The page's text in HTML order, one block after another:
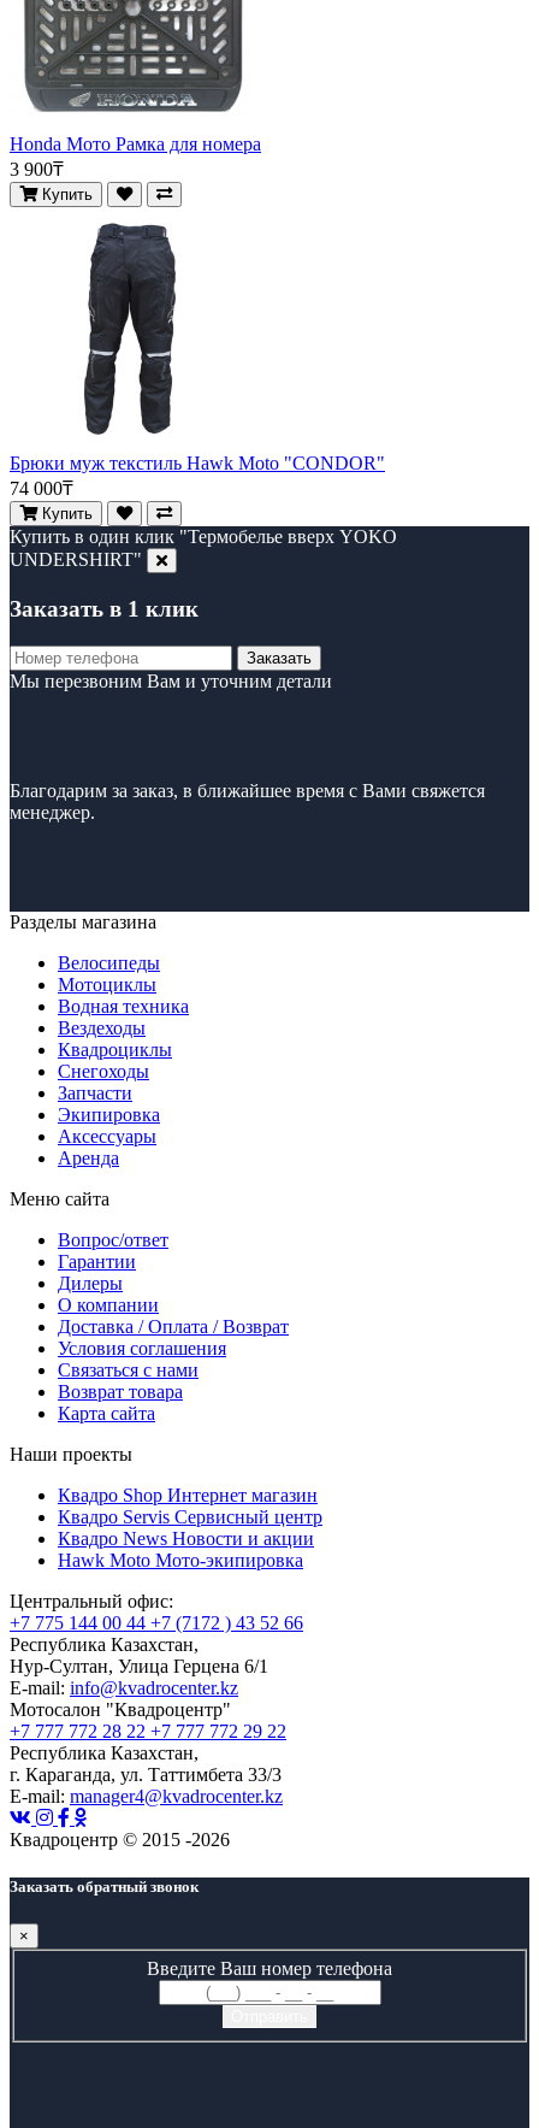
Honda Мото Рамка для номера
3 900₸
Купить
Брюки муж текстиль Hawk Moto "CONDOR"
74 000₸
Купить
Купить в один клик "Термобелье вверх YOKO
UNDERSHIRT"
Заказать в 1 клик
Заказать
Мы перезвоним Вам и уточним детали
Благодарим за заказ, в ближайшее время с Вами свяжется
менеджер.
Разделы магазина
Велосипеды
Мотоциклы
Водная техника
Вездеходы
Квадроциклы
Снегоходы
Запчасти
Экипировка
Аксессуары
Аренда
Меню сайта
Вопрос/ответ
Гарантии
Дилеры
О компании
Доставка / Оплата / Возврат
Условия соглашения
Связаться с нами
Возврат товара
Карта сайта
Наши проекты
Квадро Shop Интернет магазин
Квадро Servis Сервисный центр
Квадро News Новости и акции
Hawk Moto Мото-экипировка
Центральный офис:
+7 775 144 00 44 +7 (7172 ) 43 52 66
Республика Казахстан,
Нур-Султан, Улица Герцена 6/1
E-mail: info@kvadrocenter.kz
Мотосалон "Квадроцентр"
+7 777 772 28 22 +7 777 772 29 22
Республика Казахстан,
г. Караганда, ул. Таттимбета 33/3
E-mail: manager4@kvadrocenter.kz
Квадроцентр © 2015 -2026
Заказать обратный звонок
×
Введите Ваш номер телефона